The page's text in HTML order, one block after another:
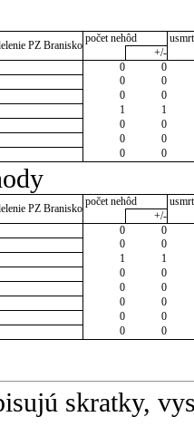
PZ Branisko
počet nehôd
+/-
0
0
0
0
0
0
1
1
0
0
0
0
0 0
PZ Branisko
počet nehôd
+/-
0
0
0
0
1
1
0
0
0
0
0
0
0
0
0 0
skratky,